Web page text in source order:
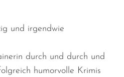
und irgendwie
durch und durch und
humorvolle Krimis